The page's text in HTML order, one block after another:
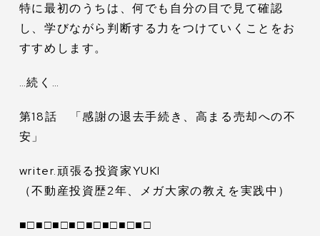
特に最初のうちは、何でも自分の目で見て確認
し、学びながら判断する力をつけていくことをお
すすめします。
…続く…
第18話 「感謝の退去手続き、高まる売却への不
安」
writer.頑張る投資家YUKI
（不動産投資歴2年、メガ大家の教えを実践中）
■□■□■□■□■□■□■□■□